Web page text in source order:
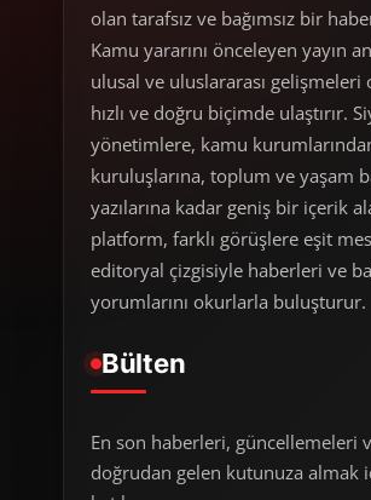
olan tarafsız ve bağımsız bir
Kamu yararını önceleyen yayın
ulusal ve uluslararası gelişmeleri
hızlı ve doğru biçimde ulaştırır.
yönetimlere, kamu
kuruluşlarına, toplum ve yaşam
yazılarına kadar geniş bir içerik
platform, farklı görüşlere eşit
editoryal çizgisiyle haberleri ve
yorumlarını okurlarla buluşturur.
Bülten
En son haberleri, güncellemeleri
doğrudan gelen kutunuza almak